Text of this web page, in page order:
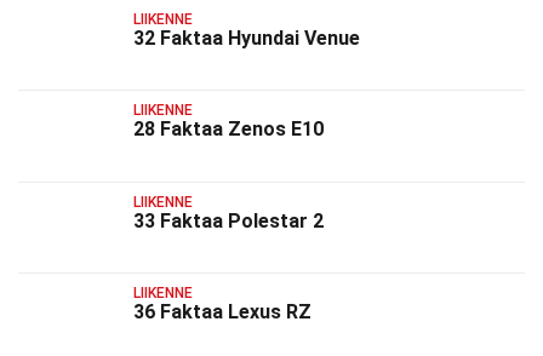
LIIKENNE
32 Faktaa Hyundai Venue
LIIKENNE
28 Faktaa Zenos E10
LIIKENNE
33 Faktaa Polestar 2
LIIKENNE
36 Faktaa Lexus RZ